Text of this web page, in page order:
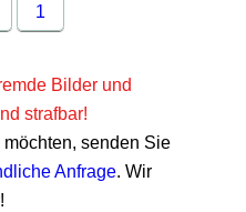
1
Bilder und
strafbar!
senden Sie
Anfrage. Wir